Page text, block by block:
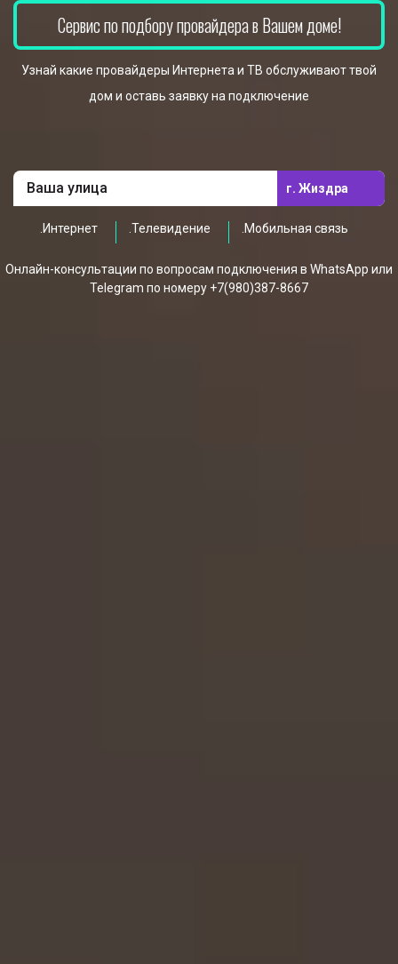
Сервис по подбору провайдера в Вашем доме!
Узнай какие провайдеры Интернета и ТВ обслуживают твой
дом и оставь заявку на подключение
г. Жиздра
.Интернет .Телевидение .Мобильная связь
Онлайн-консультации по вопросам подключения в WhatsApp или
Telegram по номеру +7(980)387-8667